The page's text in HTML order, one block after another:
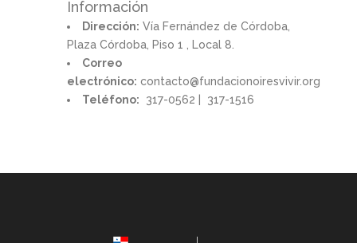
Información
Dirección: Vía Fernández de Córdoba,
Plaza Córdoba, Piso 1 , Local 8.
Correo
electrónico: contacto@fundacionoiresvivir.org
Teléfono: 317-0562 | 317-1516